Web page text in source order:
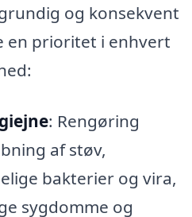
og konsekvent
prioritet i enhvert
: Rengøring
af støv,
bakterier og vira,
sygdomme og